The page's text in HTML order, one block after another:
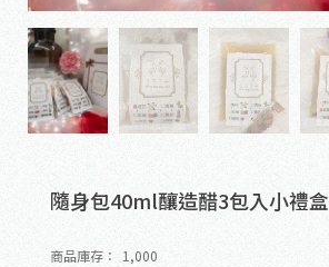
隨身包40ml釀造醋3包入小禮盒
商品庫存： 1,000